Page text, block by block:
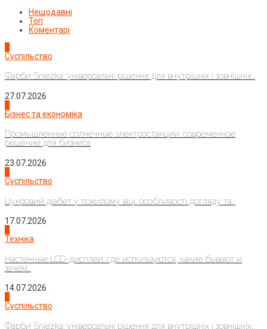
Нещодавні
Топ
Коментарі
Суспільство
Фарби Sniezka: універсальні рішення для внутрішніх і зовнішніх...
27.07.2026
Бізнес та економіка
Промышленные солнечные электростанции: современное
решение для бизнеса
23.07.2026
Суспільство
Цукровий діабет у похилому віці: особливості догляду та...
17.07.2026
Техніка
Настенные LCD-дисплеи: где используются, какие бывают и
зачем...
14.07.2026
Суспільство
Фарби Sniezka: універсальні рішення для внутрішніх і зовнішніх...